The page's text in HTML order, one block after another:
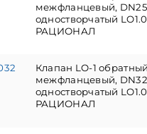
межфланцевый,
одностворчатый
РАЦИОНАЛ
Клапан LO-1 обратный
межфланцевый,
одностворчатый
РАЦИОНАЛ